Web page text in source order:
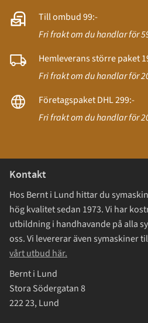
Till ombud 99:-
Fri frakt om du handlar för
Hemleverans större paket
Fri frakt om du handlar för
Företagspaket DHL 299:-
Fri frakt om du handlar för
Kontakt
Hos Bernt i Lund hittar du
hög kvalitet sedan 1973. Vi har
utbildning i handhavande på alla
oss. Vi levererar även symaskiner
vårt utbud här.
Bernt i Lund
Stora Södergatan 8
222 23, Lund